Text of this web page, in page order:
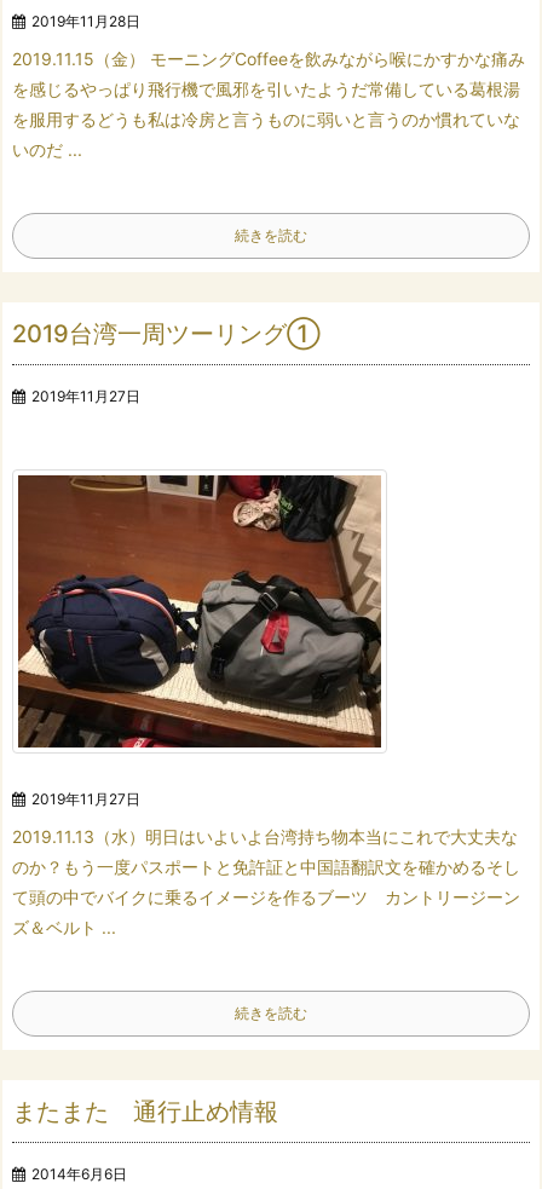
2019年11月28日
2019.11.15（金） モーニングCoffeeを飲みながら喉にかすかな痛み
を感じるやっぱり飛行機で風邪を引いたようだ常備している葛根湯
を服用する どうも私は冷房と言うものに弱いと言うのか慣れていな
いのだ ...
続きを読む
2019台湾一周ツーリング①
2019年11月27日
2019年11月27日
2019.11.13（水） 明日はいよいよ台湾持ち物本当にこれで大丈夫な
のか？ もう一度パスポートと免許証と中国語翻訳文を確かめるそし
て頭の中でバイクに乗るイメージを作るブーツ カントリージーン
ズ＆ベルト ...
続きを読む
またまた 通行止め情報
2014年6月6日